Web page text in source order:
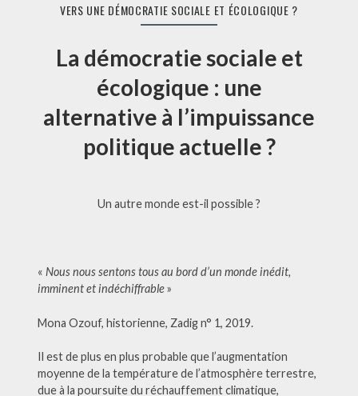
VERS UNE DÉMOCRATIE SOCIALE ET ÉCOLOGIQUE ?
La démocratie sociale et
écologique : une
alternative à l’impuissance
politique actuelle ?
Un autre monde est-il possible ?
« Nous nous sentons tous au bord d’un monde inédit,
imminent et indéchiffrable»
Mona Ozouf, historienne, Zadig n° 1, 2019.
Il est de plus en plus probable que l’augmentation
moyenne de la température de l’atmosphère terrestre,
due à la poursuite du réchauffement climatique,